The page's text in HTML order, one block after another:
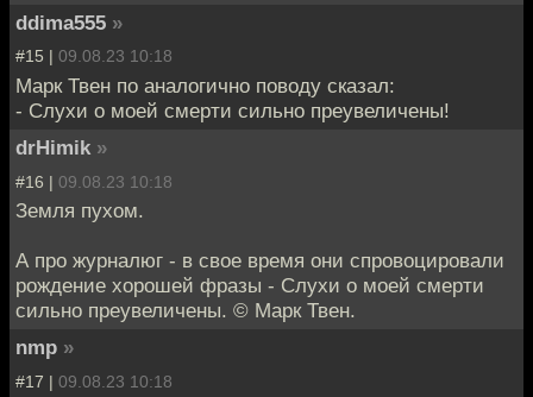
ddima555 »
#15 | 09.08.23 10:18
Марк Твен по аналогично поводу сказал:
- Слухи о моей смерти сильно преувеличены!
drHimik »
#16 | 09.08.23 10:18
Земля пухом.
А про журналюг - в свое время они спровоцировали
рождение хорошей фразы - Слухи о моей смерти
сильно преувеличены. © Марк Твен.
nmp »
#17 | 09.08.23 10:18